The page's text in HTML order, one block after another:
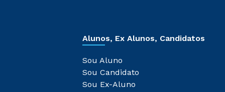
Alunos, Ex Alunos, Candidatos
Sou Aluno
Sou Candidato
Sou Ex-Aluno